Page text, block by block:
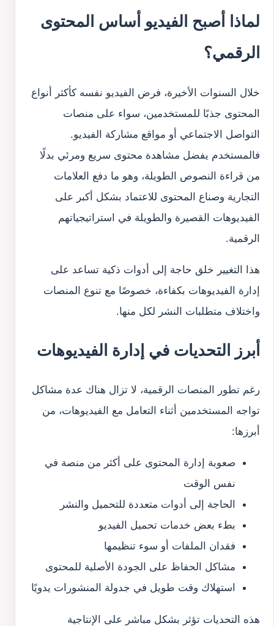
لماذا أصبح الفيديو أساس المحتوى
الرقمي؟
خلال السنوات الأخيرة، فرض الفيديو نفسه كأكثر أنواع
المحتوى جذبًا للمستخدمين، سواء على منصات
التواصل الاجتماعي أو مواقع مشاركة الفيديو.
فالمستخدم يفضل مشاهدة محتوى سريع ومرئي بدلًا
من قراءة النصوص الطويلة، وهو ما دفع العلامات
التجارية وصناع المحتوى للاعتماد بشكل أكبر على
الفيديوهات القصيرة والطويلة في استراتيجياتهم
الرقمية.
هذا التغيير خلق حاجة إلى أدوات ذكية تساعد على
إدارة الفيديوهات بكفاءة، خصوصًا مع تنوع المنصات
واختلاف متطلبات النشر لكل منها.
أبرز التحديات في إدارة الفيديوهات
رغم تطور المنصات الرقمية، لا تزال هناك عدة مشاكل
تواجه المستخدمين أثناء التعامل مع الفيديوهات، من
أبرزها:
صعوبة إدارة المحتوى على أكثر من منصة في
نفس الوقت
الحاجة إلى أدوات متعددة للتحميل والنشر
بطء بعض خدمات تحميل الفيديو
فقدان الملفات أو سوء تنظيمها
مشاكل الحفاظ على الجودة الأصلية للمحتوى
استهلاك وقت طويل في جدولة المنشورات يدويًا
هذه التحديات تؤثر بشكل مباشر على الإنتاجية